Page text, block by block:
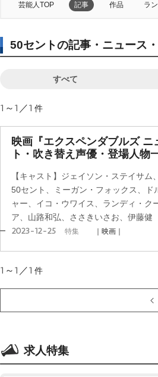
芸能人TOP 記事 作品 ラ
50セントの記事・ニュース
すべて
1～1／1 件
映画『エクスペンダブルズ ニ
ト・吹き替え声優・登場人物
【キャスト】ジェイソン・ステイサ
50セント、ミーガン・フォックス、ド
ャー、イコ・ウワイス、ランディ・ク
ア、山路和弘、ささきいさお、伊藤健
2023-12-25 特集 ｜映画｜
1～1／1 件
求人特集